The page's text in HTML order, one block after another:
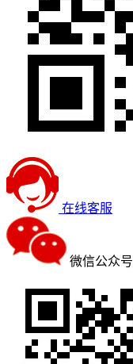
在线客服
微信公众号